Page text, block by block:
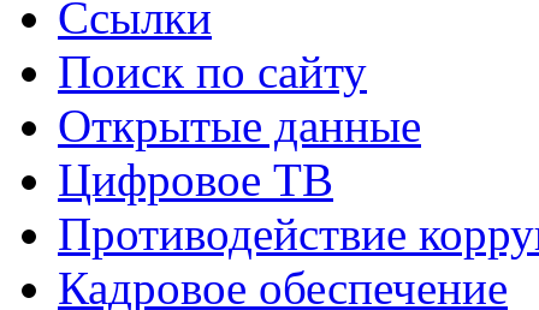
Ссылки
Поиск по сайту
Открытые данные
Цифровое ТВ
Противодействие
Кадровое обеспечение